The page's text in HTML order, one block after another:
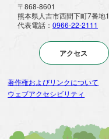
〒868-8601
熊本県人吉市西間下町7番地1
代表電話： 0966-22-2111
アクセス
著作権およびリンクについて
ウェブアクセシビリティ